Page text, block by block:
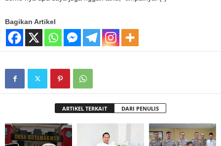
Bagikan Artikel
ARTIKEL TERKAIT DARI PENULIS